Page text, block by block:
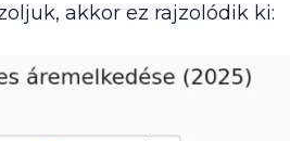
akkor ez rajzolódik ki: